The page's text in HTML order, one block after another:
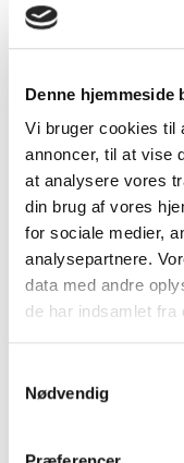
Denne hjemmeside
Vi bruger cookies til
annoncer, til at vise
at analysere vores
din brug af vores
for sociale medier,
analysepartnere.
data med andre
de har indsamlet fra
Nødvendig
Andropogon